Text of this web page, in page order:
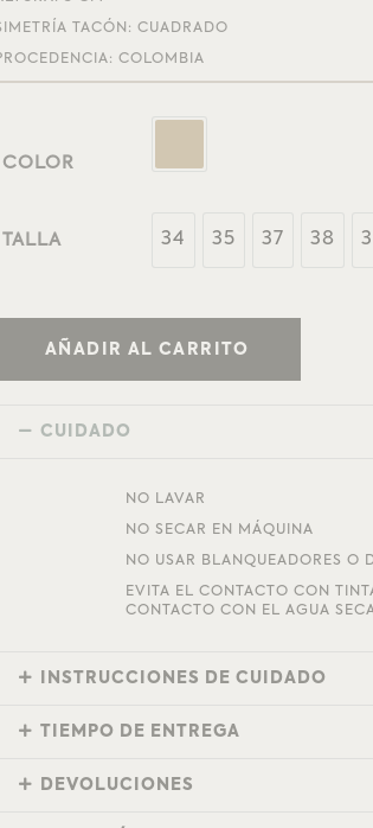
TACÓN: CUADRADO
COLOMBIA
COLOR
TALLA 34 35 37 38
AÑADIR AL CARRITO
CUIDADO
NO LAVAR
NO SECAR EN MÁQUINA
NO USAR BLANQUEADORES O
EVITA EL CONTACTO CON
CONTACTO CON EL AGUA
INSTRUCCIONES DE CUIDADO
TIEMPO DE ENTREGA
DEVOLUCIONES